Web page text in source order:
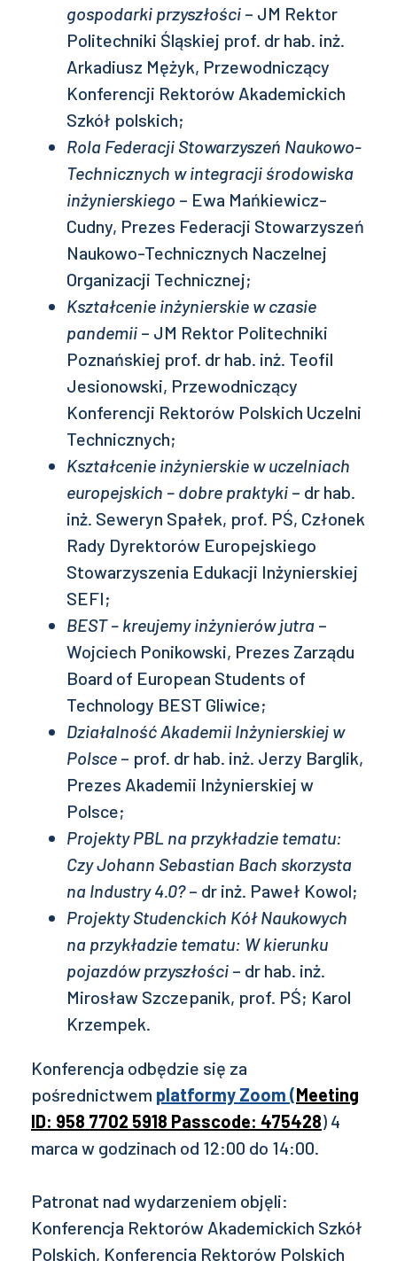
gospodarki przyszłości – JM Rektor
Politechniki Śląskiej prof. dr hab. inż.
Arkadiusz Mężyk, Przewodniczący
Konferencji Rektorów Akademickich
Szkół polskich;
Rola Federacji Stowarzyszeń Naukowo-
Technicznych w integracji środowiska
inżynierskiego – Ewa Mańkiewicz-
Cudny, Prezes Federacji Stowarzyszeń
Naukowo-Technicznych Naczelnej
Organizacji Technicznej;
Kształcenie inżynierskie w czasie
pandemii – JM Rektor Politechniki
Poznańskiej prof. dr hab. inż. Teofil
Jesionowski, Przewodniczący
Konferencji Rektorów Polskich Uczelni
Technicznych;
Kształcenie inżynierskie w uczelniach
europejskich – dobre praktyki – dr hab.
inż. Seweryn Spałek, prof. PŚ, Członek
Rady Dyrektorów Europejskiego
Stowarzyszenia Edukacji Inżynierskiej
SEFI;
BEST – kreujemy inżynierów jutra –
Wojciech Ponikowski, Prezes Zarządu
Board of European Students of
Technology BEST Gliwice;
Działalność Akademii Inżynierskiej w
Polsce – prof. dr hab. inż. Jerzy Barglik,
Prezes Akademii Inżynierskiej w
Polsce;
Projekty PBL na przykładzie tematu:
Czy Johann Sebastian Bach skorzysta
na Industry 4.0?– dr inż. Paweł Kowol;
Projekty Studenckich Kół Naukowych
na przykładzie tematu: W kierunku
pojazdów przyszłości – dr hab. inż.
Mirosław Szczepanik, prof. PŚ; Karol
Krzempek.
Konferencja odbędzie się za
pośrednictwem platformy Zoom (Meeting
ID: 958 7702 5918 Passcode: 475428) 4
marca w godzinach od 12:00 do 14:00.
Patronat nad wydarzeniem objęli:
Konferencja Rektorów Akademickich Szkół
Polskich, Konferencja Rektorów Polskich